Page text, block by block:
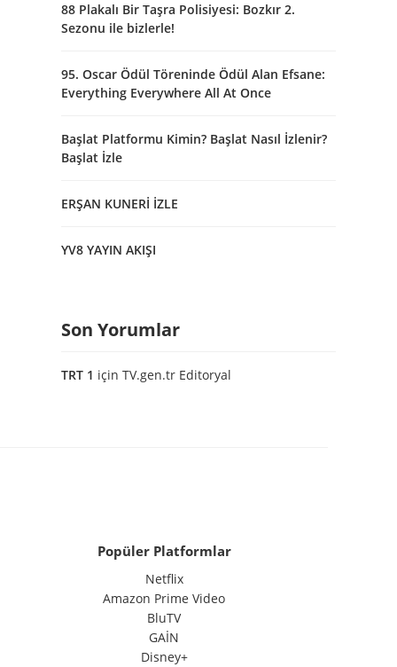
88 Plakalı Bir Taşra Polisiyesi: Bozkır 2.
Sezonu ile bizlerle!
95. Oscar Ödül Töreninde Ödül Alan Efsane:
Everything Everywhere All At Once
Başlat Platformu Kimin? Başlat Nasıl İzlenir?
Başlat İzle
ERŞAN KUNERİ İZLE
YV8 YAYIN AKIŞI
Son Yorumlar
TRT 1 için TV.gen.tr Editoryal
Popüler Platformlar
Netflix
Amazon Prime Video
BluTV
GAİN
Disney+